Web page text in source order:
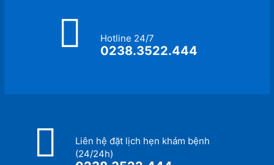
Hotline 24/7
0238.3522.444
Liên hệ đặt lịch hẹn khám bệnh
(24/24h)